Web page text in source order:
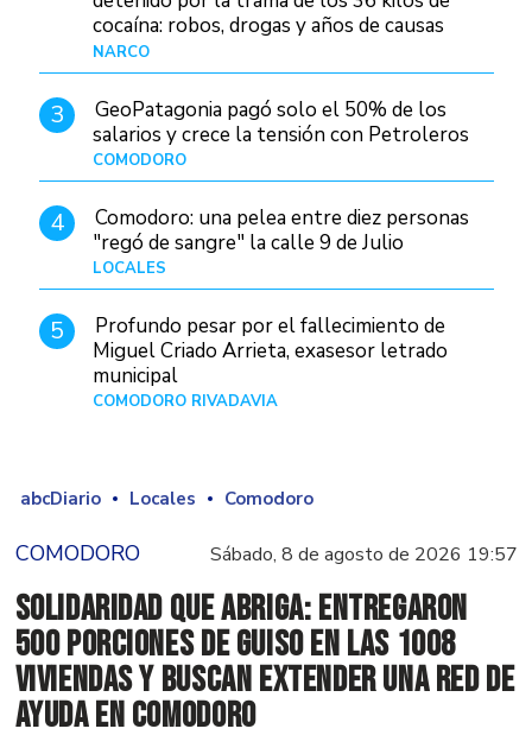
cocaína: robos, drogas y años de causas
judiciales
NARCO
3
GeoPatagonia pagó solo el 50% de los
salarios y crece la tensión con Petroleros
COMODORO
4
Comodoro: una pelea entre diez personas
"regó de sangre" la calle 9 de Julio
LOCALES
5
Profundo pesar por el fallecimiento de
Miguel Criado Arrieta, exasesor letrado
municipal
COMODORO RIVADAVIA
abcDiario Locales Comodoro
COMODORO Sábado, 8 de agosto de 2026 19:57
Solidaridad que abriga: Entregaron
500 porciones de guiso en las 1008
Viviendas y buscan extender una red de
ayuda en Comodoro